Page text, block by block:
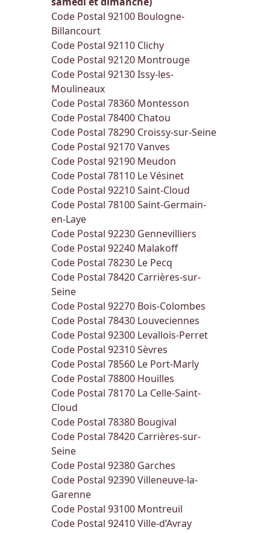
Code Postal 92100 Boulogne-
Billancourt
Code Postal 92110 Clichy
Code Postal 92120 Montrouge
Code Postal 92130Issy-les-
Moulineaux
Code Postal 78360 Montesson
Code Postal 78400 Chatou
Code Postal 78290 Croissy-sur-Seine
Code Postal 92170Vanves
Code Postal 92190 Meudon
Code Postal 78110 Le Vésinet
Code Postal 92210Saint-Cloud
Code Postal 78100Saint-Germain-
en-Laye
Code Postal 92230 Gennevilliers
Code Postal 92240 Malakoff
Code Postal 78230 Le Pecq
Code Postal 78420 Carrières-sur-
Seine
Code Postal 92270 Bois-Colombes
Code Postal 78430 Louveciennes
Code Postal 92300 Levallois-Perret
Code Postal 92310Sèvres
Code Postal 78560 Le Port-Marly
Code Postal 78800 Houilles
Code Postal 78170 La Celle-Saint-
Cloud
Code Postal 78380 Bougival
Code Postal 78420 Carrières-sur-
Seine
Code Postal 92380 Garches
Code Postal 92390Villeneuve-la-
Garenne
Code Postal 93100 Montreuil
Code Postal 92410Ville-d’Avray